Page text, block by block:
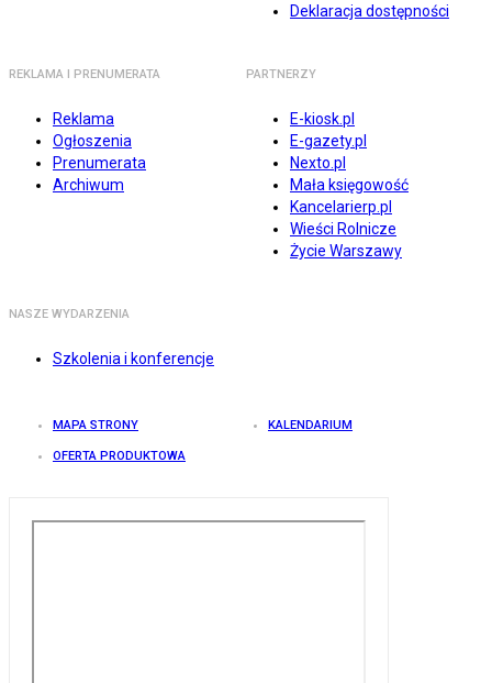
Deklaracja dostępności
REKLAMA I PRENUMERATA
Reklama
Ogłoszenia
Prenumerata
Archiwum
PARTNERZY
E-kiosk.pl
E-gazety.pl
Nexto.pl
Mała księgowość
Kancelarierp.pl
Wieści Rolnicze
Życie Warszawy
NASZE WYDARZENIA
Szkolenia i konferencje
MAPA STRONY KALENDARIUM
OFERTA PRODUKTOWA